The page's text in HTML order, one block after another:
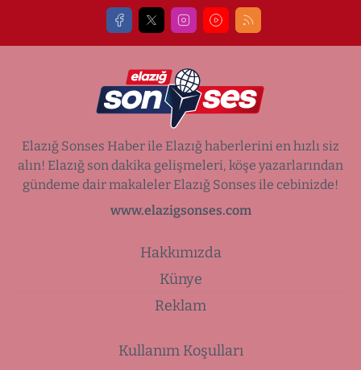
Elazığ Sonses Haber ile Elazığ haberlerini en hızlı siz
alın! Elazığ son dakika gelişmeleri, köşe yazarlarından
gündeme dair makaleler Elazığ Sonses ile cebinizde!
www.elazigsonses.com
Hakkımızda
Künye
Reklam
Kullanım Koşulları